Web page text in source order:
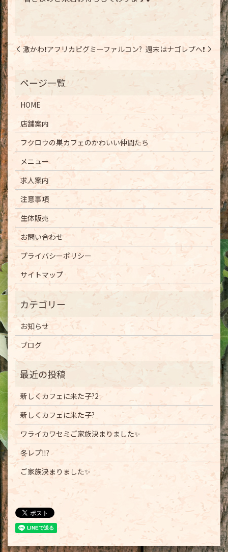
激かわ❗️アフリカピグミーファルコン? 週末はナゴレプへ❗️
HOME
店舗案内
フクロウの巣カフェのかわいい仲間たち
メニュー
求人案内
注意事項
生体販売
お問い合わせ
プライバシーポリシー
サイトマップ
お知らせ
ブログ
新しくカフェに来た子?2
新しくカフェに来た子?
ワライカワセミご家族決まりました✨
冬レプ‼️?
ご家族決まりました✨